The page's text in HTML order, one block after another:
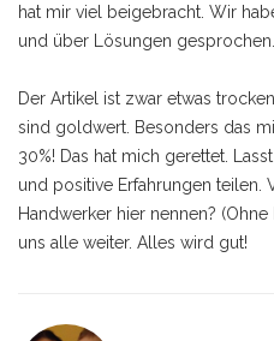
hat mir viel beigebracht. Wir
und über Lösungen
Der Artikel ist zwar etwas
sind goldwert. Besonders das
30%! Das hat mich gerettet.
und positive Erfahrungen teilen.
Handwerker hier nennen?
uns alle weiter. Alles wird gut!